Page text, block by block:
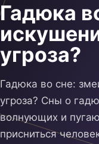
Гадюка
угроза?
Гадюка во сне:
угроза? Сны о
волнующих и
присниться